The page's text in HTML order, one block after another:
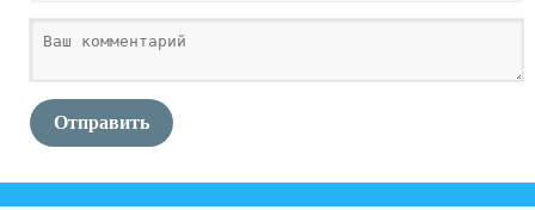
Отправить